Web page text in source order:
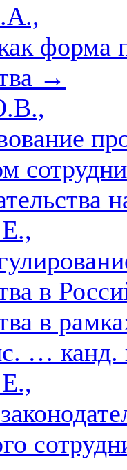
форма
→
в
в
…